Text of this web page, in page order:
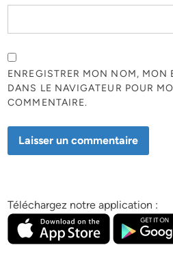
ENREGISTRER MON NOM, MON
DANS LE NAVIGATEUR POUR
COMMENTAIRE.
Téléchargez notre application :